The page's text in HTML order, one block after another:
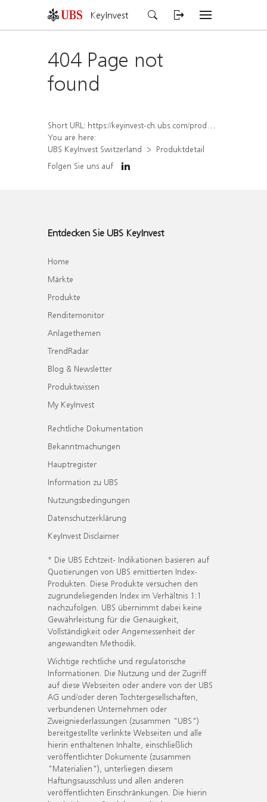
KeyInvest
404 Page not
found
Short URL: https://keyinvest-ch.ubs.com/produkt/detail/index/isin/CH1570490883
You are here:
UBS KeyInvest Switzerland
Produktdetail
Folgen Sie uns auf
Entdecken Sie UBS KeyInvest
Home
Märkte
Produkte
Renditemonitor
Anlagethemen
TrendRadar
Blog & Newsletter
Produktwissen
My KeyInvest
Rechtliche Dokumentation
Bekanntmachungen
Hauptregister
Information zu UBS
Nutzungsbedingungen
Datenschutzerklärung
KeyInvest Disclaimer
* Die UBS Echtzeit- Indikationen basieren auf
Quotierungen von UBS emittierten Index-
Produkten. Diese Produkte versuchen den
zugrundeliegenden Index im Verhältnis 1:1
nachzufolgen. UBS übernimmt dabei keine
Gewährleistung für die Genauigkeit,
Vollständigkeit oder Angemessenheit der
angewandten Methodik.
Wichtige rechtliche und regulatorische
Informationen. Die Nutzung und der Zugriff
auf diese Webseiten oder andere von der UBS
AG und/oder deren Tochtergesellschaften,
verbundenen Unternehmen oder
Zweigniederlassungen (zusammen "UBS")
bereitgestellte verlinkte Webseiten und alle
hierin enthaltenen Inhalte, einschließlich
veröffentlichter Dokumente (zusammen
"Materialien"), unterliegen diesem
Haftungsausschluss und allen anderen
veröffentlichten Einschränkungen. Die hierin